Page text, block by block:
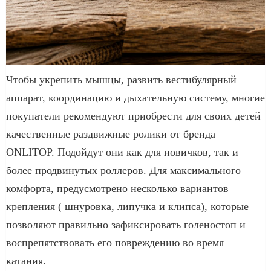
Чтобы укрепить мышцы, развить вестибулярный
аппарат, координацию и дыхательную систему, многие
покупатели рекомендуют приобрести для своих детей
качественные раздвижные ролики от бренда
ONLITOP. Подойдут они как для новичков, так и
более продвинутых роллеров. Для максимального
комфорта, предусмотрено несколько вариантов
крепления ( шнуровка, липучка и клипса), которые
позволяют правильно зафиксировать голеностоп и
воспрепятствовать его повреждению во время
катания.